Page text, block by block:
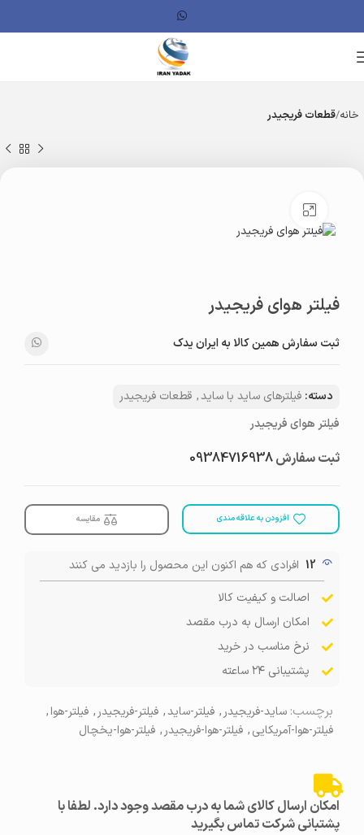
خانه قطعات فریجیدر
فیلتر هوای فریجیدر
ثبت سفارش همین کالا به ایران یدک
دسته: فیلترهای ساید با ساید, قطعات فریجیدر
فیلتر هوای فریجیدر
ثبت سفارش09384716938
افزودن به علاقه مندی مقایسه
12 افرادی که هم اکنون این محصول را بازدید می کنند
اصالت و کیفیت کالا
امکان ارسال به درب مقصد
نرخ مناسب در خرید
پشتیبانی ۲۴ ساعته
برچسب: ساید-فریجیدر , فیلتر-ساید, فیلتر-فریجیدر , فیلتر-هوا,
فیلتر-هوا-آمریکایی, فیلتر-هوا-فریجیدر , فیلتر-هوا-یخچال
امکان ارسال کالای شما به درب مقصد وجود دارد. لطفا با
پشتبانی شرکت تماس بگیرید